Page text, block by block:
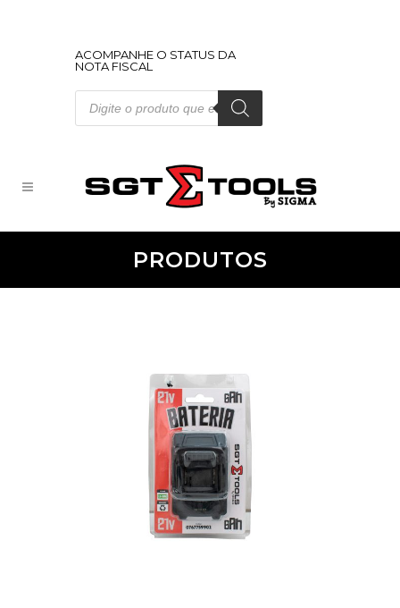
ACOMPANHE O STATUS DA
NOTA FISCAL
Pesquisar
produtos
PRODUTOS